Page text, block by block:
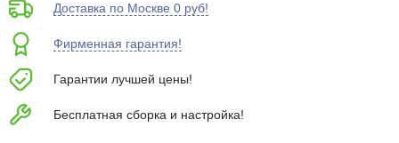
Доставка по Москве 0 руб!
Фирменная гарантия!
Гарантии лучшей цены!
Бесплатная сборка и настройка!
Подробнее
Остались вопросы?